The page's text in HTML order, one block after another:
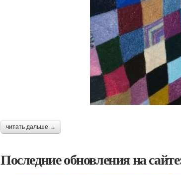
читать дальше →
Последние обновления на